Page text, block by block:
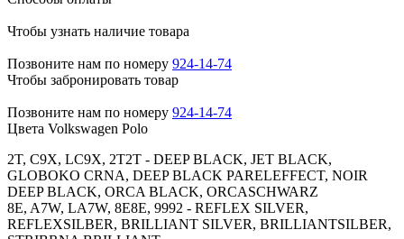
Чтобы узнать наличие товара
Позвоните нам по номеру 924-14-74
Чтобы забронировать товар
Позвоните нам по номеру 924-14-74
Цвета Volkswagen Polo
2T, C9X, LC9X, 2T2T - DEEP BLACK, JET BLACK,
GLOBOKO CRNA, DEEP BLACK PARELEFFECT, NOIR
DEEP BLACK, ORCA BLACK, ORCASCHWARZ
8E, A7W, LA7W, 8E8E, 9992 - REFLEX SILVER,
REFLEXSILBER, BRILLIANT SILVER, BRILLIANTSILBER,